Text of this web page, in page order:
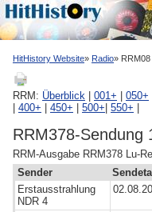
HitHistory Website Radio RRM08
RRM: Überblick 001+ 050+
400+ 450+ 500+ 550+
RRM378-Sendung
RRM-Ausgabe RRM378 Lu-
Sender
Erstausstrahlung
NDR 4